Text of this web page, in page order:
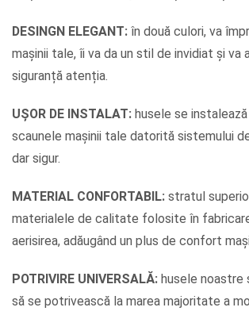
DESINGN ELEGANT: în două culori, va
mașinii tale, îi va da un stil de invidiat și va
siguranță atenția.
UȘOR DE INSTALAT: husele se
scaunele mașinii tale datorită sistemului
dar sigur.
MATERIAL CONFORTABIL: stratul
materialele de calitate folosite în
aerisirea, adăugând un plus de confort
POTRIVIRE UNIVERSALĂ: husele noastre
să se potrivească la marea majoritate a